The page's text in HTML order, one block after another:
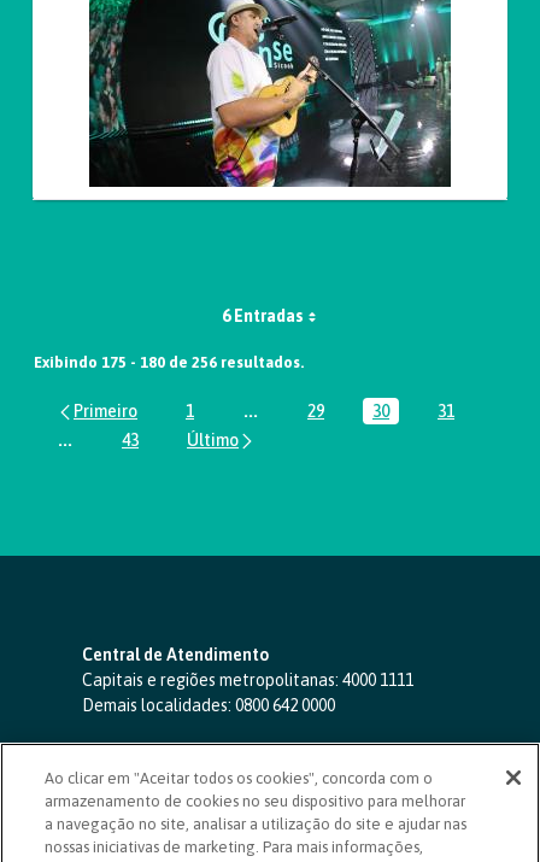
6 Entradas
Exibindo 175 - 180 de 256 resultados.
Página
1 ...Páginas intermediárias Usar ABA
Página
29 Página
30 Página
31
...Páginas intermediárias Usar ABA para navegar.
Página
43
Central de Atendimento
Capitais e regiões metropolitanas: 4000 1111
Demais localidades: 0800 642 0000
SAC 24 horas-0800 724 4420
Ouvidoria
0800 725 0996
(de segunda a sexta, das 8h às 20h)
ouvidoriasicoob.com.br
Ao clicar em "Aceitar todos os cookies", concorda com o
armazenamento de cookies no seu dispositivo para melhorar
a navegação no site, analisar a utilização do site e ajudar nas
nossas iniciativas de marketing. Para mais informações,